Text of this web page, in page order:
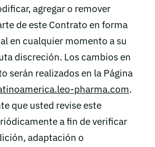
agregar o remover
de este Contrato en forma
en cualquier momento a su
discreción. Los cambios en
serán realizados en la Página
pharma.com.
que usted revise este
a fin de verificar
adaptación o